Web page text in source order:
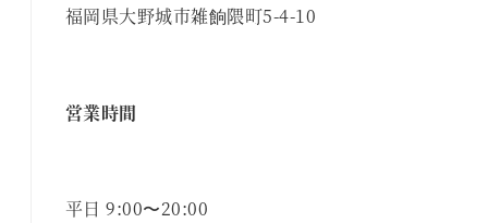
福岡県大野城市雑餉隈町5-4-10
営業時間
平日 9:00〜20:00